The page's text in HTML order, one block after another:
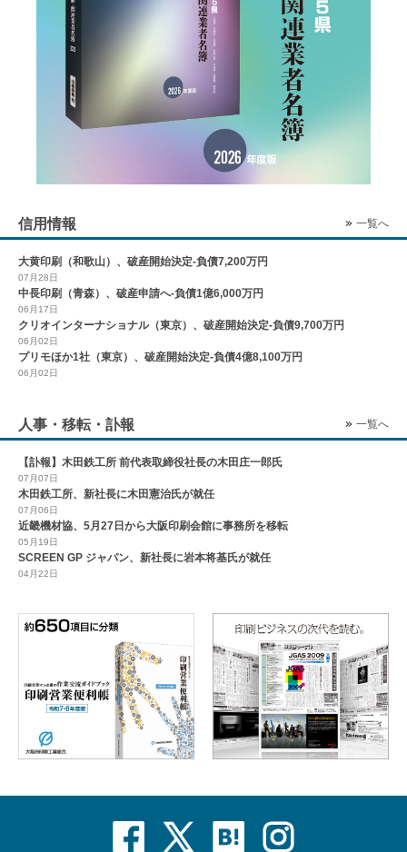
信用情報 一覧へ
大黄印刷（和歌山）、破産開始決定-負債7,200万円
07月28日
中長印刷（青森）、破産申請へ-負債1億6,000万円
06月17日
クリオインターナショナル（東京）、破産開始決定-負債9,700万円
06月02日
プリモほか1社（東京）、破産開始決定-負債4億8,100万円
06月02日
人事・移転・訃報 一覧へ
【訃報】木田鉄工所 前代表取締役社長の木田庄一郎氏
07月07日
木田鉄工所、新社長に木田憲治氏が就任
07月06日
近畿機材協、5月27日から大阪印刷会館に事務所を移転
05月19日
SCREEN GP ジャパン、新社長に岩本将基氏が就任
04月22日